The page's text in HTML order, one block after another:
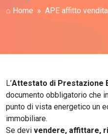
⌂ Home APE affitto vendita
L’Attestato di Prestazione
documento obbligatorio che
punto di vista energetico un
immobiliare.
Se devi vendere, affittare,